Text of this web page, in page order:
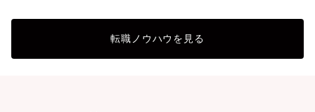
転職ノウハウを見る